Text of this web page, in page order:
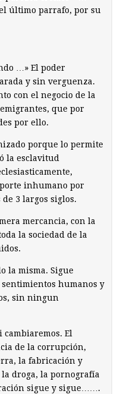
último parrafo, por su
…» El poder
y sin verguenza.
con el negocio de la
que por
por ello.
porque lo permite
la esclavitud
inhumano por
3 largos siglos.
mercancia, con la
la sociedad de la
la misma. Sigue
humanos y
sin ningun
cambiaremos. El
de la corrupción,
la fabricación y
droga, la pornografía
sigue y sigue…….